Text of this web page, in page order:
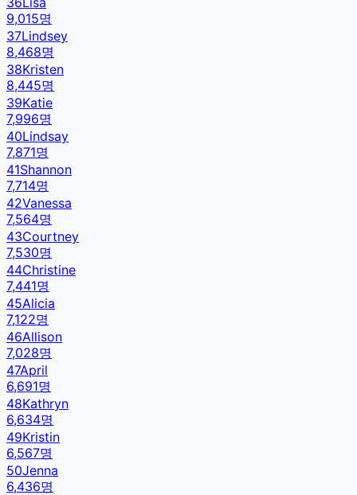
9,015명
37Lindsey
8,468명
38Kristen
8,445명
39Katie
7,996명
40Lindsay
7,871명
41Shannon
7,714명
42Vanessa
7,564명
43Courtney
7,530명
44Christine
7,441명
45Alicia
7,122명
46Allison
7,028명
47April
6,691명
48Kathryn
6,634명
49Kristin
6,567명
50Jenna
6,436명